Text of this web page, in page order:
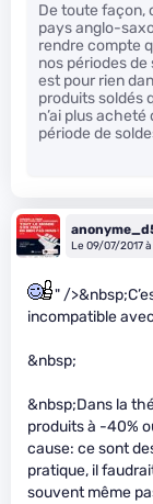
De toute façon,
pays anglo-
rendre compte
nos périodes de
est pour rien
produits soldés
n’ai plus
période de
Le 09/07/2017
" /
incompatible
&nbsp;
&nbsp;Dans la
produits à -40%
cause: ce sont
pratique, il
souvent même